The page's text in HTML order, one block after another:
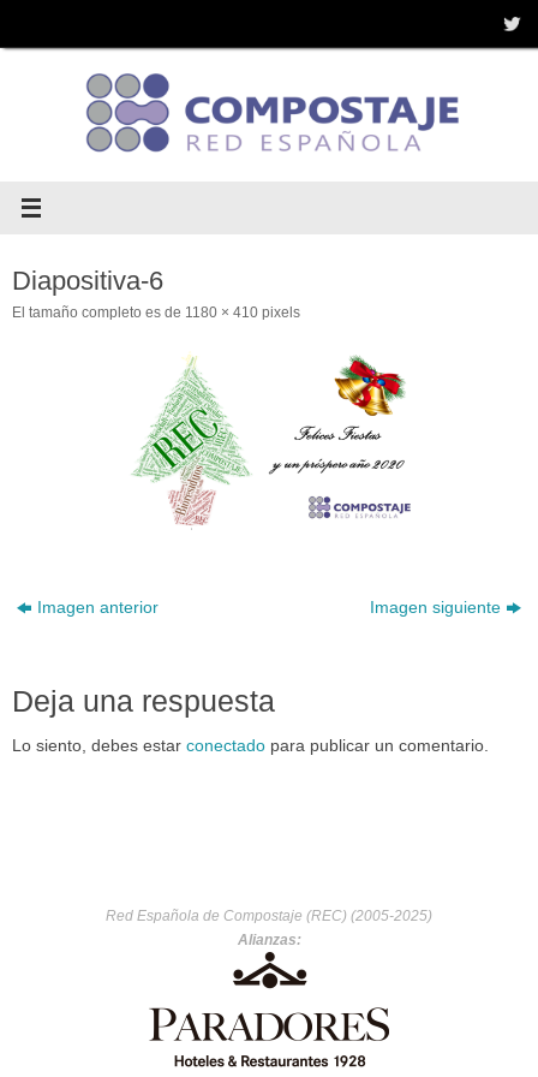
Diapositiva-6
El tamaño completo es de 1180 × 410 pixels
Imagen anterior Imagen siguiente
Deja una respuesta
Lo siento, debes estar conectado para publicar un comentario.
Red Española de Compostaje (REC) (2005-2025)
Alianzas: